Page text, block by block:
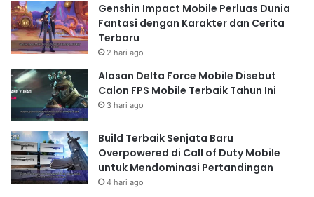
Genshin Impact Mobile Perluas Dunia
Fantasi dengan Karakter dan Cerita
Terbaru
2 hari ago
Alasan Delta Force Mobile Disebut
Calon FPS Mobile Terbaik Tahun Ini
3 hari ago
Build Terbaik Senjata Baru
Overpowered di Call of Duty Mobile
untuk Mendominasi Pertandingan
4 hari ago